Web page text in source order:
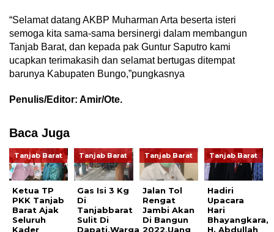
“Selamat datang AKBP Muharman Arta beserta isteri
semoga kita sama-sama bersinergi dalam membangun
Tanjab Barat, dan kepada pak Guntur Saputro kami
ucapkan terimakasih dan selamat bertugas ditempat
barunya Kabupaten Bungo,”pungkasnya
Penulis/Editor: Amir/Ote.
Baca Juga
Tanjab Barat
Ketua TP
PKK Tanjab
Barat Ajak
Seluruh
Kader
Tanjab Barat
Gas Isi 3 Kg
Di
Tanjabbarat
Sulit Di
Dapati,Warga
Tanjab Barat
Jalan Tol
Rengat
Jambi Akan
Di Bangun
2022,Uang
Tanjab Barat
Hadiri
Upacara
Hari
Bhayangkara,
H. Abdullah